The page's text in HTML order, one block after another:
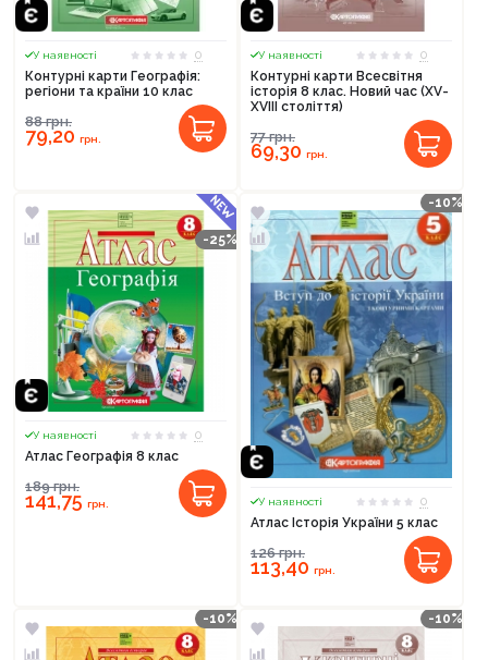
У наявності
0
Контурні карти Географія:
регіони та країни 10 клас
88грн.
79,20 грн.
У наявності
0
Контурні карти Всесвітня
історія 8 клас. Новий час (XV-
XVIII століття)
77грн.
69,30 грн.
-25%
У наявності
0
Атлас Географія 8 клас
189грн.
141,75 грн.
-10%
У наявності
0
Атлас Історія України 5 клас
126грн.
113,40 грн.
-10% -10%